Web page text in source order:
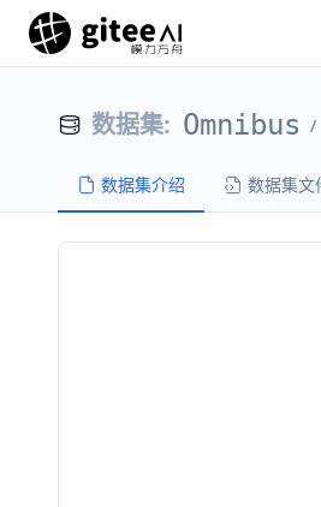
数据集: Omnibus /
数据集介绍 数据集文